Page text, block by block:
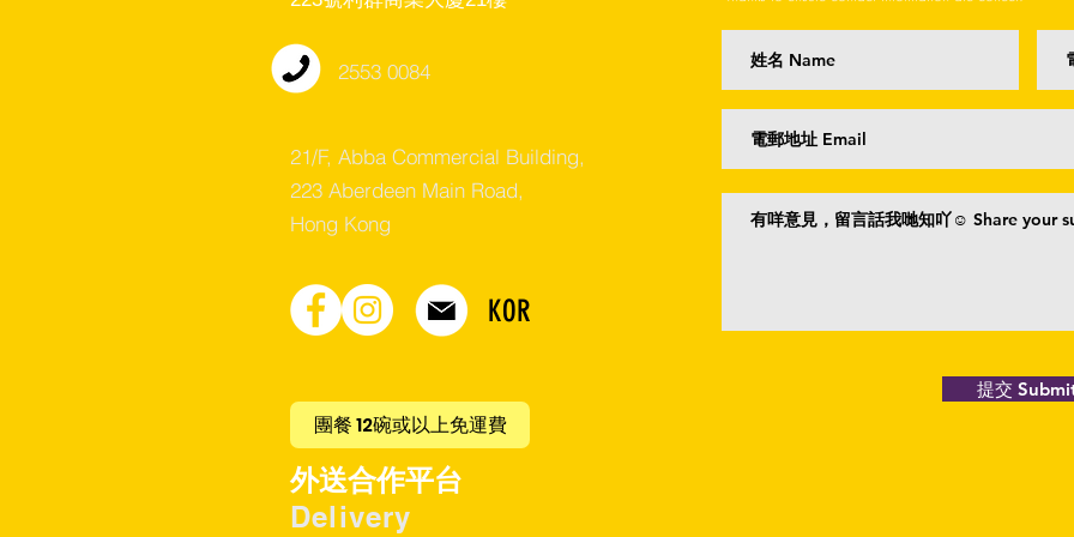
2553 0084
21/F, Abba Commercial Building,
223 Aberdeen Main Road,
Hong Kong
KOR
提交
團餐 12碗或以上免運費
​外送合作平台
Delivery